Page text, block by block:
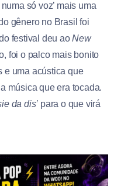
só voz’ mais uma
gênero no Brasil foi
festival deu aoNew
foi o palco mais bonito
e uma acústica que
música que era tocada.
da dis’ para o que virá